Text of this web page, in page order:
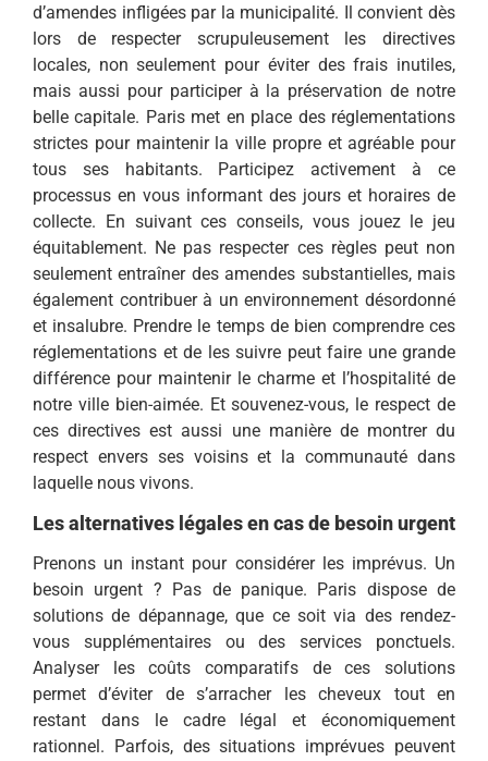
d’amendes infligées par la municipalité. Il convient dès
lors de respecter scrupuleusement les directives
locales, non seulement pour éviter des frais inutiles,
mais aussi pour participer à la préservation de notre
belle capitale. Paris met en place des réglementations
strictes pour maintenir la ville propre et agréable pour
tous ses habitants. Participez activement à ce
processus en vous informant des jours et horaires de
collecte. En suivant ces conseils, vous jouez le jeu
équitablement. Ne pas respecter ces règles peut non
seulement entraîner des amendes substantielles, mais
également contribuer à un environnement désordonné
et insalubre. Prendre le temps de bien comprendre ces
réglementations et de les suivre peut faire une grande
différence pour maintenir le charme et l’hospitalité de
notre ville bien-aimée. Et souvenez-vous, le respect de
ces directives est aussi une manière de montrer du
respect envers ses voisins et la communauté dans
laquelle nous vivons.
Les alternatives légales en cas de besoin urgent
Prenons un instant pour considérer les imprévus. Un
besoin urgent ? Pas de panique. Paris dispose de
solutions de dépannage, que ce soit via des rendez-
vous supplémentaires ou des services ponctuels.
Analyser les coûts comparatifs de ces solutions
permet d’éviter de s’arracher les cheveux tout en
restant dans le cadre légal et économiquement
rationnel. Parfois, des situations imprévues peuvent